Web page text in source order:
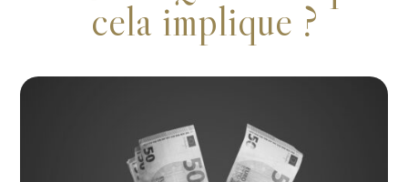
cela implique ?